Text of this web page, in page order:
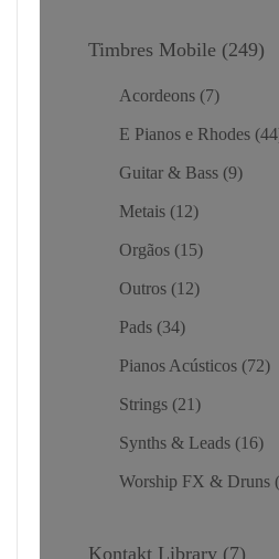
Timbres Mobile 249
Acordeons 7
E Pianos e Rhodes 44
Guitar & Bass 9
Metais 12
Orgãos 15
Outros 12
Pads 34
Pianos Acústicos 72
Strings 21
Synths & Leads 16
Worship FX & Druns
Kontakt Library 7